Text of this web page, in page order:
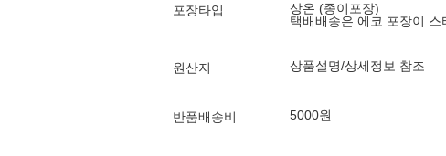
포장타입
상온 (종이포장)
택배배송은 에코 포장이 스
원산지 상품설명/상세정보 참조
반품배송비 5000원